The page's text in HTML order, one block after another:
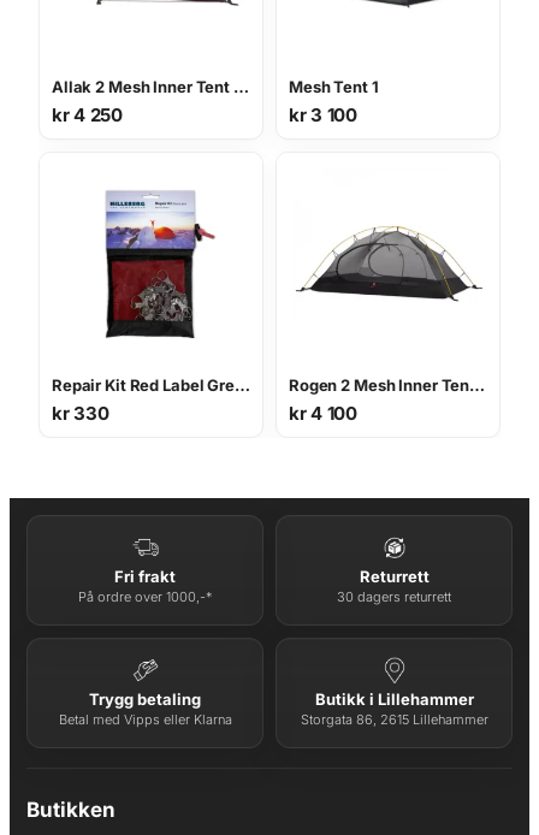
Allak 2 Mesh Inner Tent innertelt
kr4 250
Mesh Tent 1
kr3 100
Repair Kit Red Label Green
kr330
Rogen 2 Mesh Inner Tent innertelt
kr4 100
Fri frakt
På ordre over 1000,-*
Returrett
30 dagers returrett
Trygg betaling
Betal med Vipps eller Klarna
Butikk i Lillehammer
Storgata 86, 2615 Lillehammer
Butikken